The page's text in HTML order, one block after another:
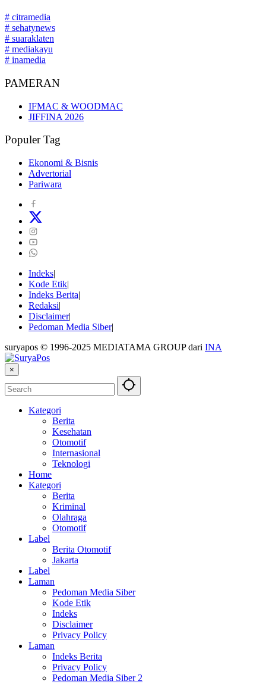
# citramedia
# sehatynews
# suaraklaten
# mediakayu
# inamedia
PAMERAN
IFMAC & WOODMAC
JIFFINA 2026
Populer Tag
Ekonomi & Bisnis
Advertorial
Pariwara
Indeks
Kode Etik
Indeks Berita
Redaksi
Disclaimer
Pedoman Media Siber
suryapos © 1996-2025 MEDIATAMA GROUP dari INA
×
Kategori
Berita
Kesehatan
Otomotif
Internasional
Teknologi
Home
Kategori
Berita
Kriminal
Olahraga
Otomotif
Label
Berita Otomotif
Jakarta
Label
Laman
Pedoman Media Siber
Kode Etik
Indeks
Disclaimer
Privacy Policy
Laman
Indeks Berita
Privacy Policy
Pedoman Media Siber 2